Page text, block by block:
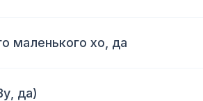
маленького хо, да
да)